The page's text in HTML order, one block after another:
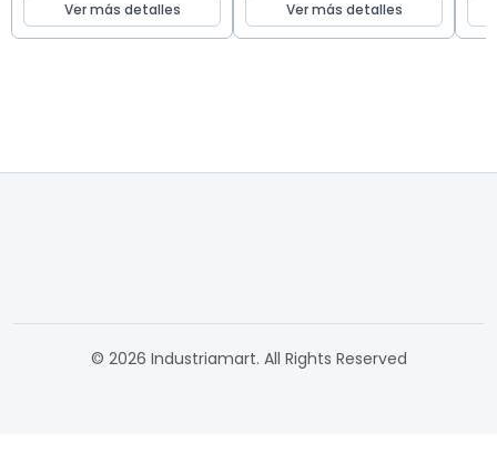
Ver más detalles
Densidad Media A Alta
Ver más detalles
© 2026 Industriamart. All Rights Reserved